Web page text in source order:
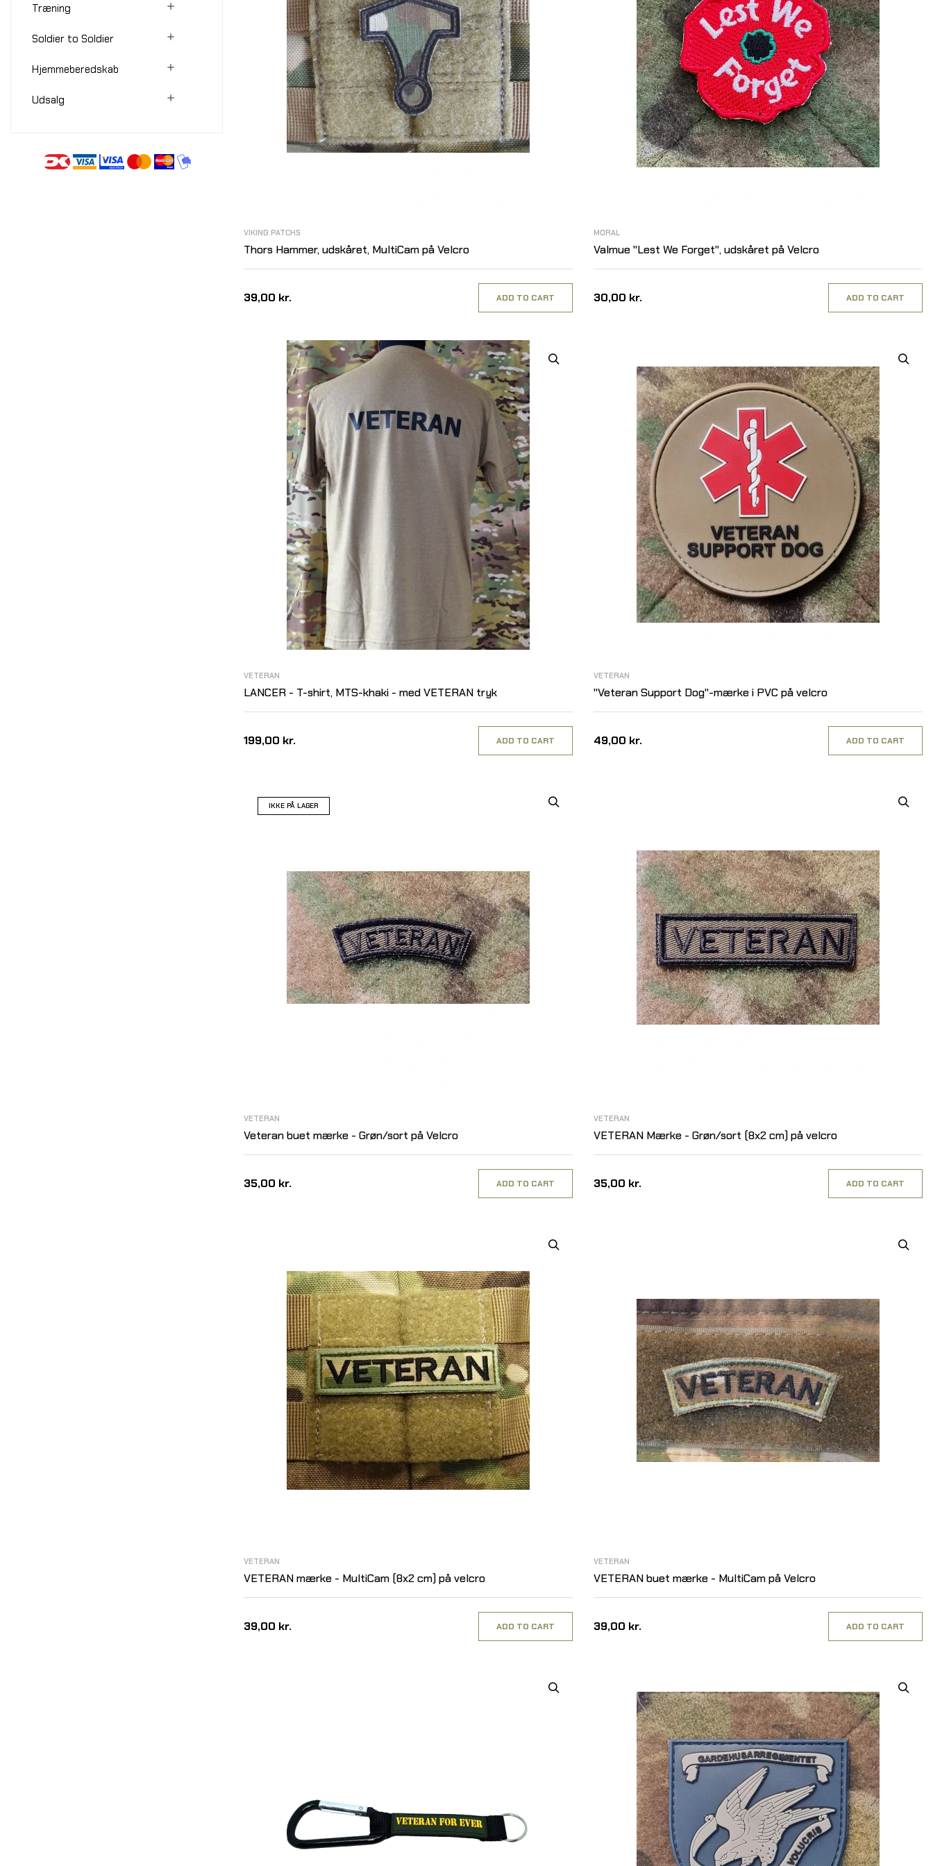
Træning 
Soldier to Soldier 
Hjemmeberedskab 
Udsalg 
VIKING PATCHS
Thors Hammer, udskåret, MultiCam på Velcro
39,00 kr. ADD TO CART
MORAL
Valmue "Lest We Forget", udskåret på Velcro
30,00 kr. ADD TO CART
VETERAN
LANCER - T-shirt, MTS-khaki - med VETERAN tryk
199,00 kr. ADD TO CART
VETERAN
"Veteran Support Dog"-mærke i PVC på velcro
49,00 kr. ADD TO CART
IKKE PÅ LAGER
VETERAN
Veteran buet mærke - Grøn/sort på Velcro
35,00 kr. ADD TO CART
VETERAN
VETERAN Mærke - Grøn/sort (8x2 cm) på velcro
35,00 kr. ADD TO CART
VETERAN
VETERAN mærke - MultiCam (8x2 cm) på velcro
39,00 kr. ADD TO CART
VETERAN
VETERAN buet mærke - MultiCam på Velcro
39,00 kr. ADD TO CART